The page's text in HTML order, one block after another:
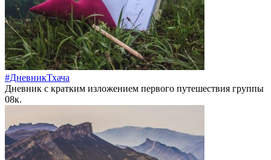
#ДневникТхача
Дневник с кратким изложением первого путешествия группы
08к.